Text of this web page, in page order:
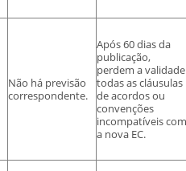
Não há previsão
correspondente.
Após 60 dias da
publicação,
perdem a validade
todas as cláusulas
de acordos ou
convenções
incompatíveis com
a nova EC.